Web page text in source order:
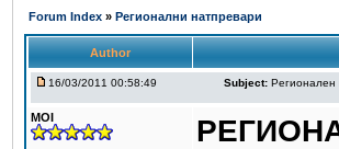
Forum Index » Регионални натпревари
Author
16/03/2011 00:58:49 Subject: Регионален
MOI